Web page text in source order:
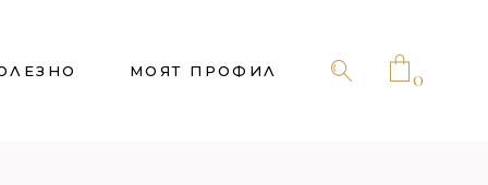
МОЯТ ПРОФИЛ 0